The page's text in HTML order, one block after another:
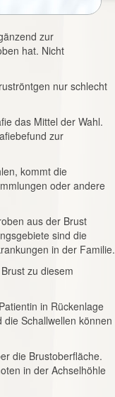
zur
hat. Nicht
nur schlecht
das Mittel der Wahl.
zur
kommt die
oder andere
aus der Brust
sind die
in der Familie.
zu diesem
in Rückenlage
Schallwellen können
die Brustoberfläche.
in der Achselhöhle